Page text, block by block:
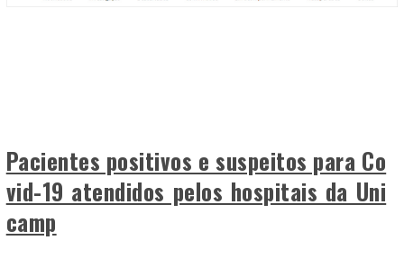
Pacientes positivos e suspeitos para Co
vid-19 atendidos pelos hospitais da Uni
camp